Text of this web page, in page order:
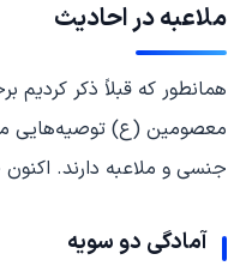
ملاعبه در احادیث
همانطور که قبلاً ذکر کردیم
معصومین (ع) توصیه‌هایی
جنسی و ملاعبه دارند. اکنون
آمادگی دو سویه